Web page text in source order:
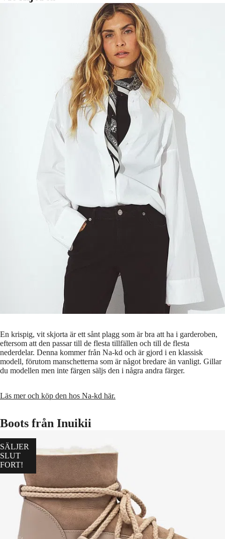
En krispig, vit skjorta är ett sånt plagg som är bra att ha i garderoben,
eftersom att den passar till de flesta tillfällen och till de flesta
nederdelar. Denna kommer från Na-kd och är gjord i en klassisk
modell, förutom manschetterna som är något bredare än vanligt. Gillar
du modellen men inte färgen säljs den i några andra färger.
Läs mer och köp den hos Na-kd här.
Boots från Inuikii
SÄLJER
SLUT
FORT!